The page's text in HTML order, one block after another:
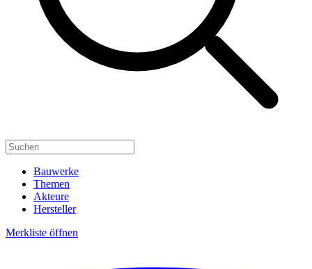
Bauwerke
Themen
Akteure
Hersteller
Merkliste öffnen